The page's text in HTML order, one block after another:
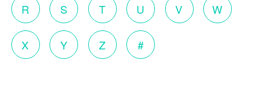
R S T U V W
X Y Z #